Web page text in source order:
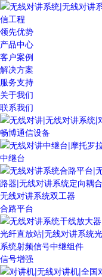
领先优势
产品中心
客户案例
解决方案
服务支持
关于我们
联系我们
畅博通信设备
中继台
合路平台
信号增强